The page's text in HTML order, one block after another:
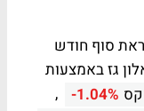
סוף חודש
גז באמצעות
-1.04%
,